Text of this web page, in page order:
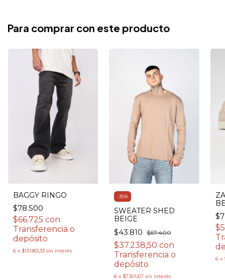
Para comprar con este producto
BAGGY RINGO
$78.500
$66.725 con
Transferencia o
depósito
6 x $13.083,33 sin interés
-35%
SWEATER SHED
BEIGE
$43.810 $67.400
$37.238,50con
Transferencia o
depósito
6 x $7.301,67 sin interés
6 x